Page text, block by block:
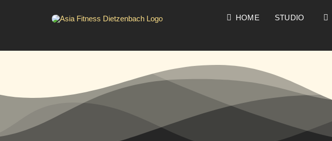
HOME STUDIO